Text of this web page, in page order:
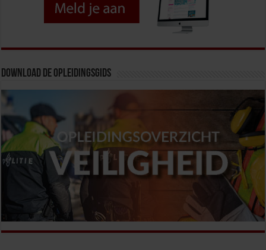
Download de opleidingsgids